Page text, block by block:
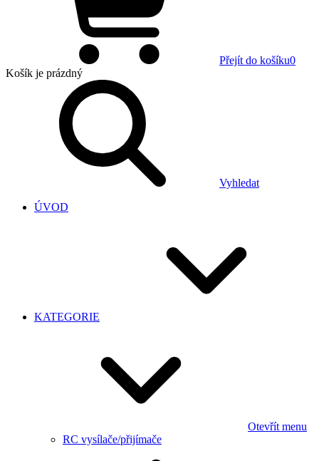
Přejít do košíku0
Košík je prázdný
Vyhledat
ÚVOD
KATEGORIE
Otevřít menu
RC vysílače/přijímače